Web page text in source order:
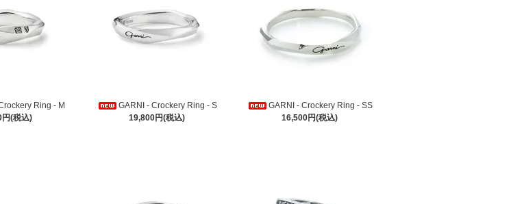
Ring - M
(税込)
GARNI - Crockery Ring - S
19,800円(税込)
GARNI - Crockery Ring - SS
16,500円(税込)